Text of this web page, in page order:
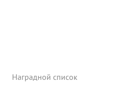
Наградной список